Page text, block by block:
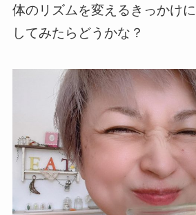
体のリズムを変えるきっかけに
してみたらどうかな？